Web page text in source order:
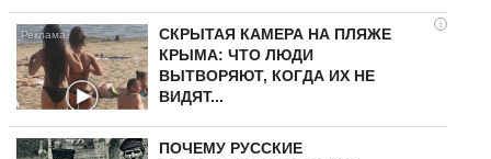
i
СКРЫТАЯ КАМЕРА НА ПЛЯЖЕ
КРЫМА: ЧТО ЛЮДИ
ВЫТВОРЯЮТ, КОГДА ИХ НЕ
ВИДЯТ...
ПОЧЕМУ РУССКИЕ